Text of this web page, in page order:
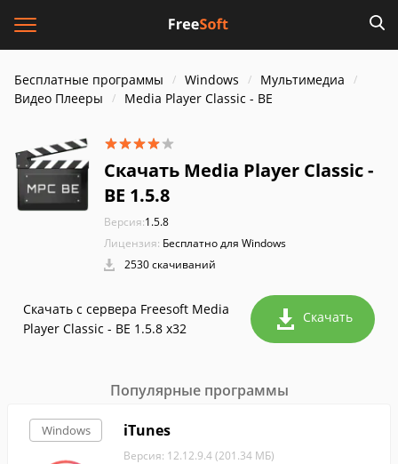
Бесплатные программы Windows
Мультимедиа
Видео Плееры
Media Player Classic - BE
Скачать Media Player Classic -
BE 1.5.8
Версия:1.5.8
Лицензия: Бесплатно для Windows
2530 скачиваний
Скачать с сервера Freesoft Media
Player Classic - BE 1.5.8 x32
Скачать
Популярные программы
Windows iTunes
Версия: 12.12.9.4 (201.34 МБ)